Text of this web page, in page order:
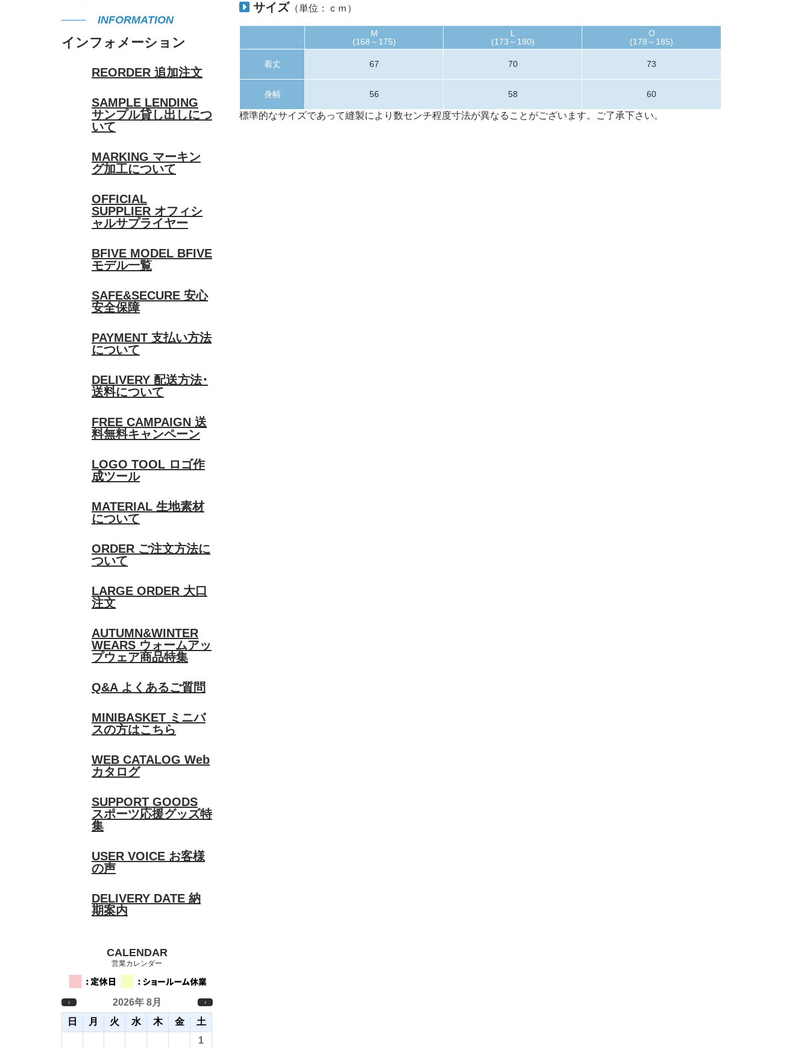
INFORMATION
インフォメーション
REORDER 追加注文
SAMPLE LENDING
サンプル貸し出しにつ
いて
MARKING マーキン
グ加工について
OFFICIAL
SUPPLIER オフィシ
ャルサプライヤー
BFIVE MODEL BFIVE
モデル一覧
SAFE&SECURE 安心
安全保障
PAYMENT 支払い方法
について
DELIVERY 配送方法･
送料について
FREE CAMPAIGN 送
料無料キャンペーン
LOGO TOOL ロゴ作
成ツール
MATERIAL 生地素材
について
ORDER ご注文方法に
ついて
LARGE ORDER 大口
注文
AUTUMN&WINTER
WEARS ウォームアッ
プウェア商品特集
Q&A よくあるご質問
MINIBASKET ミニバ
スの方はこちら
WEB CATALOG Web
カタログ
SUPPORT GOODS
スポーツ応援グッズ特
集
USER VOICE お客様
の声
DELIVERY DATE 納
期案内
CALENDAR
営業カレンダー
‹ 2026年 8月 ›
日 月 火 水 木 金
土
1
サイズ （単位：ｃｍ）
M
(168～175)
L
(173～180)
O
(178～185)
着丈 67 70 73
身幅 56 58 60
標準的なサイズであって縫製により数センチ程度寸法が異なることがございます。ご了承下さい。